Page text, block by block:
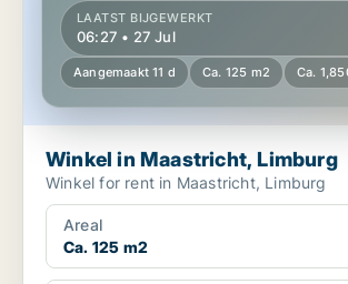
LAATST BIJGEWERKT
06:27 • 27 Jul
Aangemaakt 11 d Ca. 125 m2 Ca.
Winkel in Maastricht, Limburg
Winkel for rent in Maastricht, Limburg
Areal
Ca. 125 m2